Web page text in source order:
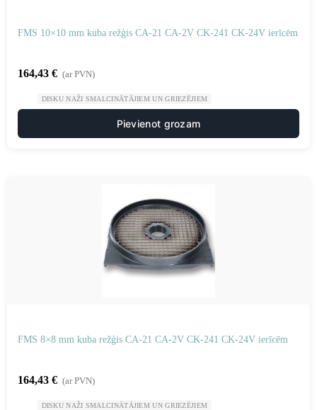
FMS 10×10 mm kuba režģis CA-21 CA-2V CK-241 CK-24V ierīcēm
164,43 € (ar PVN)
DISKU NAŽI SMALCINĀTĀJIEM UN GRIEZĒJIEM
Pievienot grozam
FMS 8×8 mm kuba režģis CA-21 CA-2V CK-241 CK-24V ierīcēm
164,43 € (ar PVN)
DISKU NAŽI SMALCINĀTĀJIEM UN GRIEZĒJIEM